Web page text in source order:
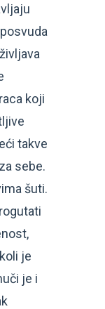
koji
takve
sebe.
šuti.
je
je i